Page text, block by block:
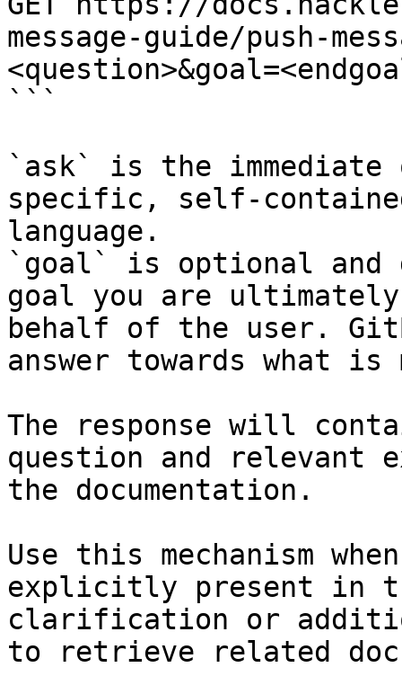
message-guide/push-
```
`ask` is the
specific, self-
language.
`goal` is optional and
goal you are
behalf of the user.
answer towards what
The response will
question and relevant
the documentation.
Use this mechanism
explicitly present in
clarification or